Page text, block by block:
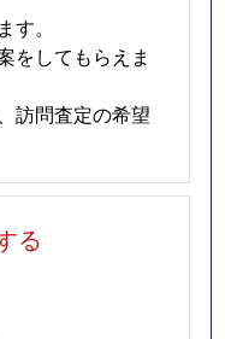
。
をしてもらえま
訪問査定の希望
る